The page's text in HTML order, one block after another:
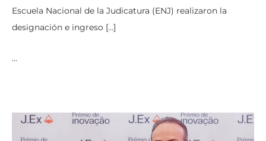
Escuela Nacional de la Judicatura (ENJ) realizaron la
designación e ingreso […]
…